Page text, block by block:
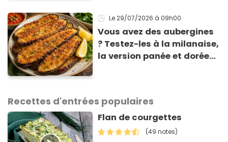
Le 29/07/2026 à 09h00
Vous avez des aubergines
? Testez-les à la milanaise,
la version panée et dorée
Recettes d'entrées populaires
Flan de courgettes
(49 notes)